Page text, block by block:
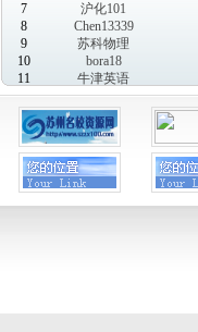
7
沪化101
8
Chen13339
9
苏科物理
10
bora18
11
牛津英语